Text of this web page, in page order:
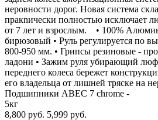
неровности дорог. Новая система
пракnически полностью исключает
от 7 лет и взрослым. • 100%
бирюзовый • Руль регулируется по
800-950 мм. • Грипсы резиновые -
ладони • Зажим руля убирающий
переднего колеса бережет
его владельца от лишней тряске на
Подшипники ABEC 7 chrome -
5кг
8,800 руб. 5,999 руб.